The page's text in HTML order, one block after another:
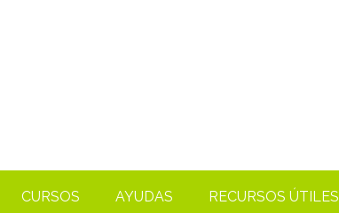
CURSOS AYUDAS RECURSOS ÚTILES